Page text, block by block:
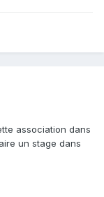
association dans
un stage dans